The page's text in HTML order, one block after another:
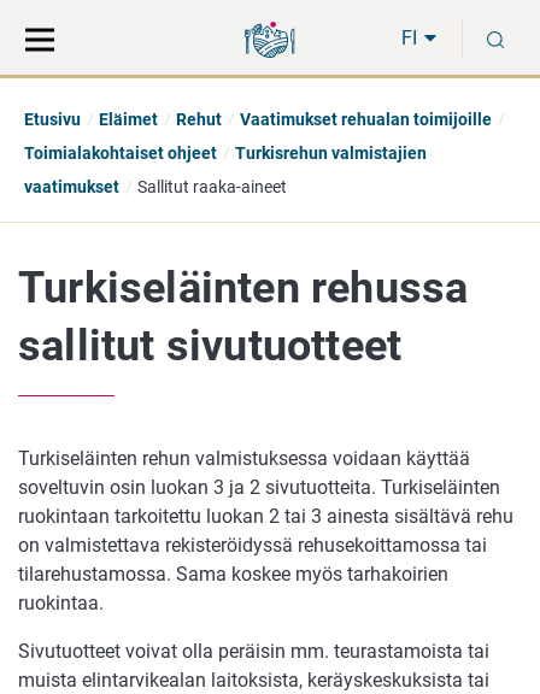
suoraan
sisältöön
koko
sivuston
FI
Etusivu Eläimet Rehut
Vaatimukset rehualan toimijoille
Toimialakohtaiset ohjeet
Turkisrehun valmistajien
vaatimukset
Sallitut raaka-aineet
Turkiseläinten rehussa
sallitut sivutuotteet
Turkiseläinten rehun valmistuksessa voidaan käyttää
soveltuvin osin luokan 3 ja 2 sivutuotteita. Turkiseläinten
ruokintaan tarkoitettu luokan 2 tai 3 ainesta sisältävä rehu
on valmistettava rekisteröidyssä rehusekoittamossa tai
tilarehustamossa. Sama koskee myös tarhakoirien
ruokintaa.
Sivutuotteet voivat olla peräisin mm. teurastamoista tai
muista elintarvikealan laitoksista, keräyskeskuksista tai